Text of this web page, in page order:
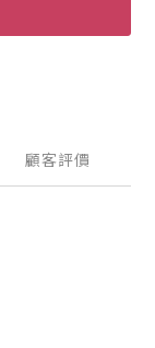
顧客評價